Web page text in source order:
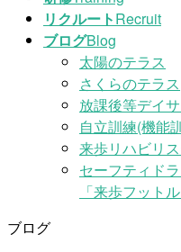
リクルートRecruit
ブログBlog
太陽のテラス
さくらのテラス
放課後等デイ
自立訓練(機能
来歩リハビリ
セーフティド
「来歩フット
ブログ